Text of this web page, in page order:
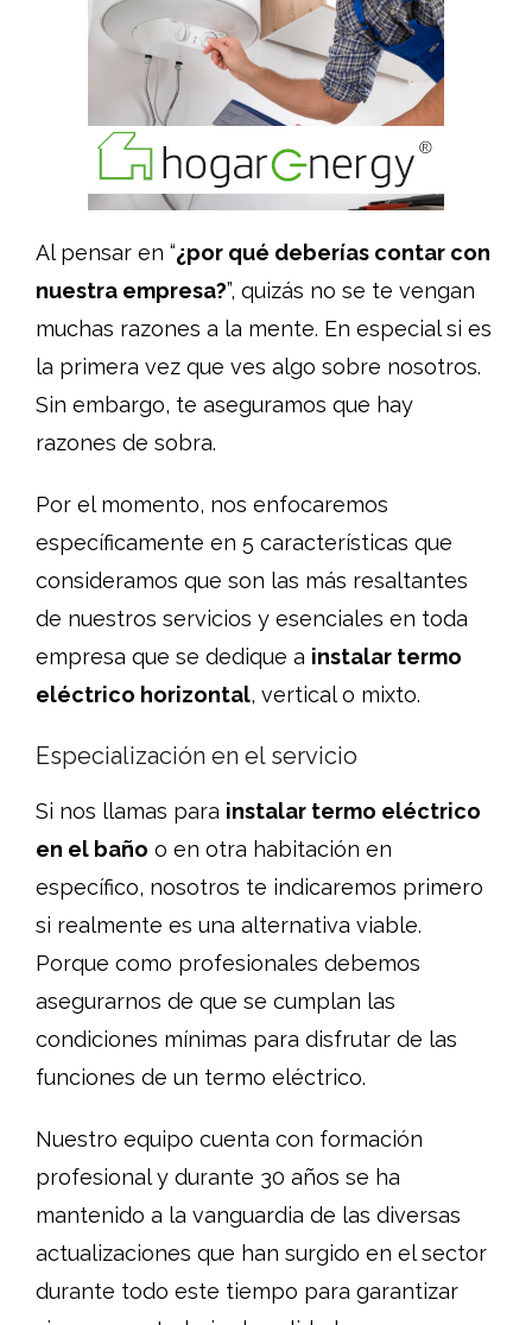
Al pensar en “¿por qué deberías contar con
nuestra empresa?”, quizás no se te vengan
muchas razones a la mente. En especial si es
la primera vez que ves algo sobre nosotros.
Sin embargo, te aseguramos que hay
razones de sobra.
Por el momento, nos enfocaremos
específicamente en 5 características que
consideramos que son las más resaltantes
de nuestros servicios y esenciales en toda
empresa que se dedique a instalar termo
eléctrico horizontal, vertical o mixto.
Especialización en el servicio
Si nos llamas para instalar termo eléctrico
en el baño o en otra habitación en
específico, nosotros te indicaremos primero
si realmente es una alternativa viable.
Porque como profesionales debemos
asegurarnos de que se cumplan las
condiciones mínimas para disfrutar de las
funciones de un termo eléctrico.
Nuestro equipo cuenta con formación
profesional y durante 30 años se ha
mantenido a la vanguardia de las diversas
actualizaciones que han surgido en el sector
durante todo este tiempo para garantizar